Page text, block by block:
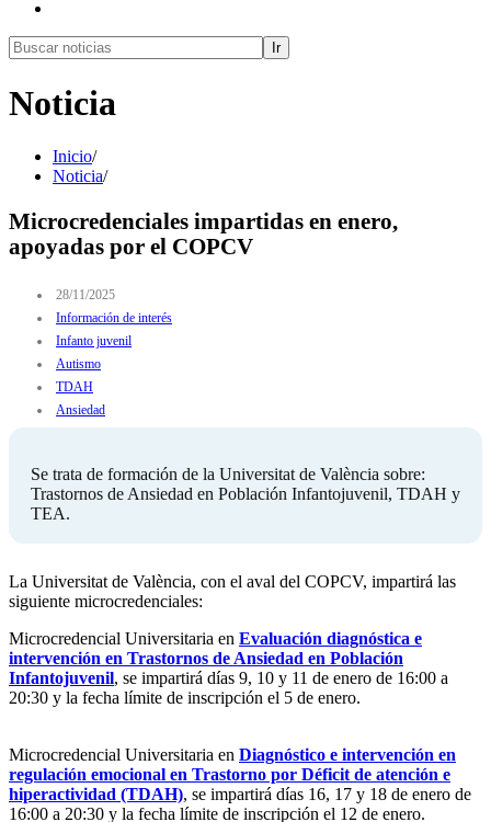
Ir
Noticia
Inicio/
Noticia/
Microcredenciales impartidas en enero,
apoyadas por el COPCV
28/11/2025
Información de interés
Infanto juvenil
Autismo
TDAH
Ansiedad
Se trata de formación de la Universitat de València sobre:
Trastornos de Ansiedad en Población Infantojuvenil, TDAH y
TEA.
La Universitat de València, con el aval del COPCV, impartirá las
siguiente microcredenciales:
Microcredencial Universitaria en Evaluación diagnóstica e
intervención en Trastornos de Ansiedad en Población
Infantojuvenil, se impartirá días 9, 10 y 11 de enero de 16:00 a
20:30 y la fecha límite de inscripción el 5 de enero.
Microcredencial Universitaria en Diagnóstico e intervención en
regulación emocional en Trastorno por Déficit de atención e
hiperactividad (TDAH), se impartirá días 16, 17 y 18 de enero de
16:00 a 20:30 y la fecha límite de inscripción el 12 de enero.